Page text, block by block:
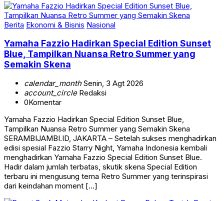
Berita Ekonomi & Bisnis Nasional
Yamaha Fazzio Hadirkan Special Edition Sunset
Blue, Tampilkan Nuansa Retro Summer yang
Semakin Skena
calendar_monthSenin, 3 Agt 2026
account_circleRedaksi
0Komentar
Yamaha Fazzio Hadirkan Special Edition Sunset Blue,
Tampilkan Nuansa Retro Summer yang Semakin Skena
SERAMBIJAMBI.ID, JAKARTA – Setelah sukses menghadirkan
edisi spesial Fazzio Starry Night, Yamaha Indonesia kembali
menghadirkan Yamaha Fazzio Special Edition Sunset Blue.
Hadir dalam jumlah terbatas, skutik skena Special Edition
terbaru ini mengusung tema Retro Summer yang terinspirasi
dari keindahan moment […]